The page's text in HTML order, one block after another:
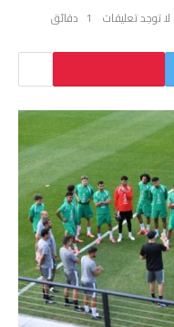
لا توجد تعليقات 1 دقائق